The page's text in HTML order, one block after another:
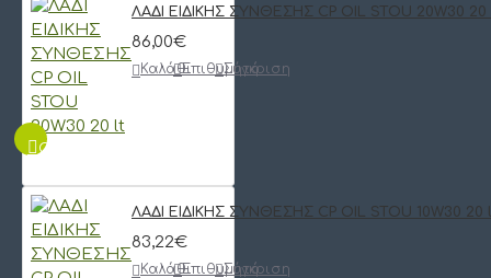
QUICKVIEW
ΛΑΔΙ ΕΙΔΙΚΗΣ ΣΥΝΘΕΣΗΣ CP OIL STOU 20W30
86,00€
ΚαλάθιΕπιθυμητό
Σύγκριση
ΛΑΔΙ ΕΙΔΙΚΗΣ ΣΥΝΘΕΣΗΣ CP OIL STOU 10W30 20
83,22€
ΚαλάθιΕπιθυμητό
Σύγκριση